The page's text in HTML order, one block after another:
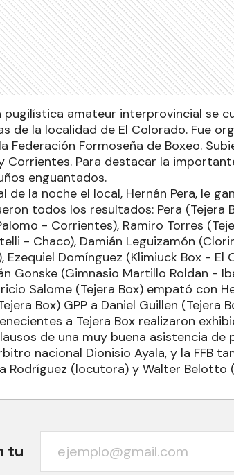
pugilística amateur interprovincial se
de la localidad de El Colorado. Fue
Federación Formoseña de Boxeo.
Corrientes. Para destacar la
enguantados.
de la noche el local, Hernán Pera, le
todos los resultados: Pera (Tejera
- Corrientes), Ramiro Torres
- Chaco), Damián Leguizamón
Domínguez (Klimiuck Box - El
Gonske (Gimnasio Martillo Roldan -
Salome (Tejera Box) empató con
Box) GPP a Daniel Guillen (Tejera
a Tejera Box realizaron
de una muy buena asistencia de
nacional Dionisio Ayala, y la FFB
Rodríguez (locutora) y Walter Belotto
tu